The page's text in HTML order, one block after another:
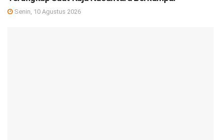
Senin, 10 Agustus 2026